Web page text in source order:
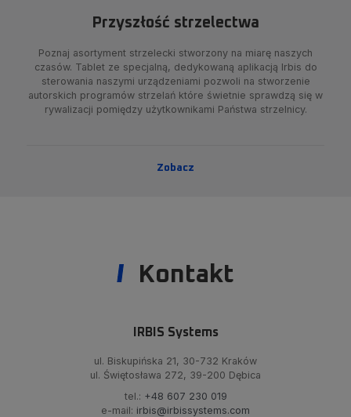
Przyszłość strzelectwa
Poznaj asortyment strzelecki stworzony na miarę naszych
czasów. Tablet ze specjalną, dedykowaną aplikacją Irbis do
sterowania naszymi urządzeniami pozwoli na stworzenie
autorskich programów strzelań które świetnie sprawdzą się w
rywalizacji pomiędzy użytkownikami Państwa strzelnicy.
Zobacz
Kontakt
IRBIS Systems
ul. Biskupińska 21, 30-732 Kraków
ul. Świętosława 272, 39-200 Dębica
tel.: +48 607 230 019
e-mail: irbis@irbissystems.com